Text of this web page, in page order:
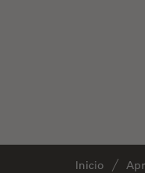
Inicio